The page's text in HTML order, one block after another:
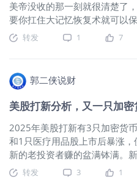
碰死耗子”。 这个朋友靠比特币
但他的行为是不可复制的：他没
知道它到底行不行，先拿点试试
信仰。 真正的信仰，一定是敢
就像段永平自己，苹果、茅台、
这才是 “真懂 + 真信”。 段永平
表示： 比特币是他看不懂的东
他不投。他用这个朋友的例子
定比特
市场视野之中。 虽然这种定位
仍然存在争议，但在宏观不确定
的时期，比特币重新被放入全球
置框架中讨论，本身就说明市场
资金：2026年的加密市场其实
行 如果回顾最近几个月的市场
加密行业并不是围绕单一叙事
而是同时存在多条资金线索。
赛道的再次升温。 随着
科技行业快速扩散，一些加密
尝试将AI与链上数据、交易策略
础设施结合，这让AI再次成为市
热点。无论是自动化交易代理、
摸到10万美元。现在的价格已
特朗普当选之前的低位，如果这
也失守的话，下方基本就是一片
地。这里也基本是不少ETF构建
会十分严重。
2602(BTCmain)$
(07376)$ $比特币ETF-
Grayscale(GBTC)$当然，从上
来看，多头也不会轻易放弃最
垒。这会意味着市场短期将出
反弹，但是高度可能也不会很高
在8万往上，就会面临新的抛售
较好的情况就是多空拉锯，更弱
美帝没收的那一刻就很清楚了
要你扛住大记忆恢复术就可以
财产，这种抗审查的性质已经不
了。 crypto全面拥抱华尔街拥
面却是出卖了自己的灵魂，失去
精神，也不再去中心化。 川子
一刻，看起来是主流世界拥抱
币，实际上是揭开了整个行业
目：所有的动作几乎都是割后
菜。 对于比特币来说，它现在
种向上的属性——抗通胀。 理
说，只要全球超级超级大放水，
就会涨。 毕竟同为抗通胀的资
转发 1 7
郭二侠说财
美股打新分析，又一只加
2025年美股打新有3只加密货
和1只医疗用品股上市后暴涨，
新的老投资者赚的盆满钵满。
投资者只能干瞪眼，因为新手用
无法看到美股新股申购选项，由
转发 3 1